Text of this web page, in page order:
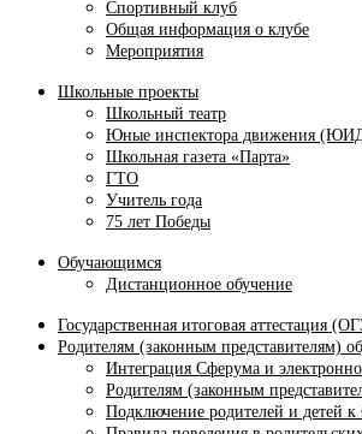
Спортивный клуб
Общая информация о клубе
Мероприятия
Школьные проекты
Школьный театр
Юные инспектора движения
Школьная газета «Парта»
ГТО
Учитель года
75 лет Победы
Обучающимся
Дистанционное обучение
Государственная итоговая аттестация
Родителям (законным представителям)
Интеграция Сферума и
Родителям (законным
Подключение родителей и детей